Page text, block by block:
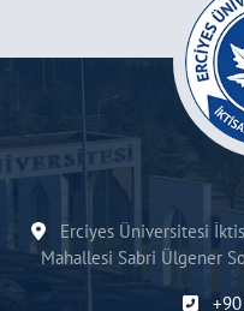
Erciyes Üniversitesi
Mahallesi Sabri Ülgener